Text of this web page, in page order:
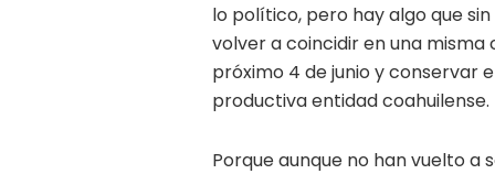
lo político, pero hay algo que
volver a coincidir en una misma
próximo 4 de junio y conservar
productiva entidad coahuilense.
Porque aunque no han vuelto a